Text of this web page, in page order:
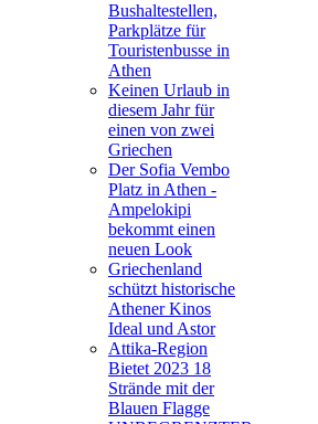
Bushaltestellen,
Parkplätze für
Touristenbusse in
Athen
Keinen Urlaub in
diesem Jahr für
einen von zwei
Griechen
Der Sofia Vembo
Platz in Athen -
Ampelokipi
bekommt einen
neuen Look
Griechenland
schützt historische
Athener Kinos
Ideal und Astor
Attika-Region
Bietet 2023 18
Strände mit der
Blauen Flagge